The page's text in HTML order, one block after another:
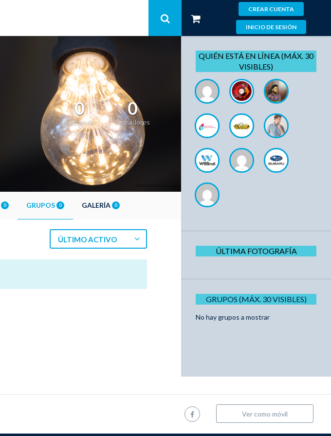
CREAR CUENTA
INICIO DE SESIÓN
0
Siguiendo
0
Seguidores
0 GRUPOS 0 GALERÍA 0
ÚLTIMO ACTIVO
QUIÉN ESTÁ EN LÍNEA (MÁX. 30
VISIBLES)
ÚLTIMA FOTOGRAFÍA
GRUPOS (MÁX. 30 VISIBLES)
No hay grupos a mostrar